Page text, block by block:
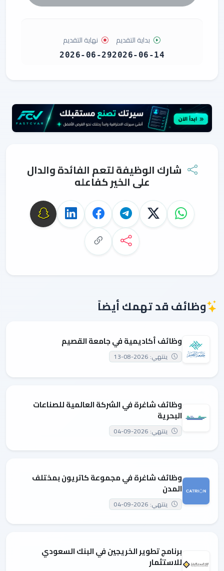
بداية التقديم
2026-06-14
نهاية التقديم
2026-06-29
شارك الوظيفة لتعم الفائدة والدال
على الخير كفاعله
وظائف قد تهمك أيضاً
وظائف أكاديمية في جامعة القصيم
ينتهي: 2026-08-13
وظائف شاغرة في الشركة العالمية للصناعات
البحرية
ينتهي: 2026-09-04
وظائف شاغرة في مجموعة كاتريون بمختلف
المدن
ينتهي: 2026-09-04
برنامج تطوير الخريجين في البنك السعودي
للاستثمار